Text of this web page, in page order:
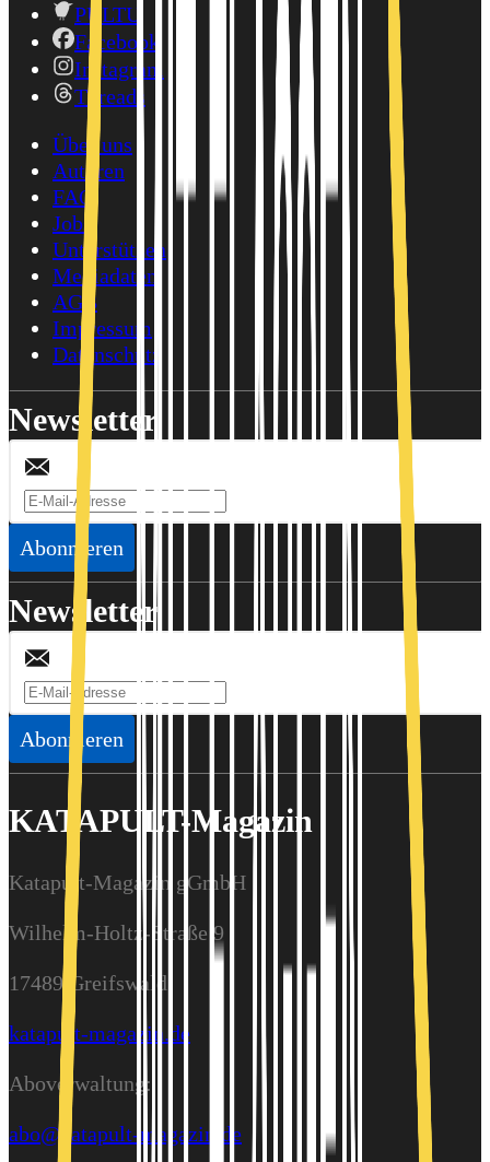
PULTU
Facebook
Instagram
Threads
Über uns
Autoren
FAQ
Jobs
Unterstützen
Mediadaten
AGB
Impressum
Datenschutz
Newsletter
Abonnieren
Newsletter
Abonnieren
KATAPULT-Magazin
Katapult-Magazin gGmbH
Wilhelm-Holtz-Straße 9
17489 Greifswald
katapult-magazin.de
Aboverwaltung:
abo@katapult-magazin.de